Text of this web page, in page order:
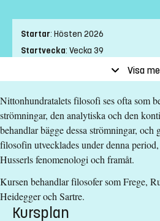
Startar: Hösten 2026
Startvecka: Vecka 39
Ort:Linköping
Studietakt:Helfart
Nivå:Grundnivå
Studieform :Campusförlagd
Undervisningstid:Dagtid
Undervisningsspråk:Svenska
Anmälningskod:LIU-44431
Antal platser:5
Visa
Nittonhundratalets filosofi ses ofta som
strömningar, den analytiska och den
behandlar bägge dessa strömningar, och
filosofin utvecklades under denna
Husserls fenomenologi och framåt.
Kursen behandlar filosofer som Frege,
Heidegger och Sartre.
Kursplan